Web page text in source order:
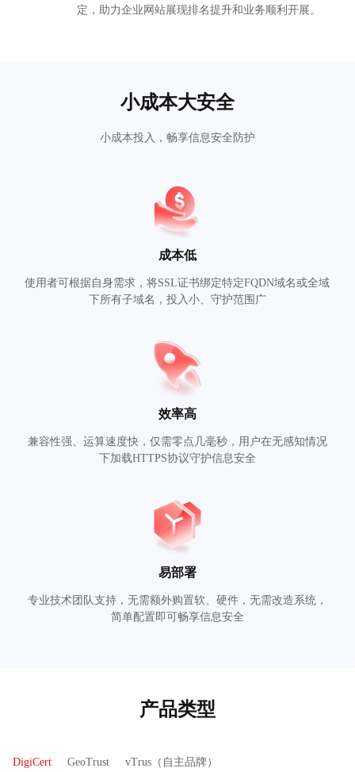
定，助力企业网站展现排名提升和业务顺利开展。
小成本大安全
小成本投入，畅享信息安全防护
成本低
使用者可根据自身需求，将SSL证书绑定特定FQDN域名或全域
下所有子域名，投入小、守护范围广
效率高
兼容性强、运算速度快，仅需零点几毫秒，用户在无感知情况
下加载HTTPS协议守护信息安全
易部署
专业技术团队支持，无需额外购置软、硬件，无需改造系统，
简单配置即可畅享信息安全
产品类型
DigiCert GeoTrust vTrus（自主品牌）